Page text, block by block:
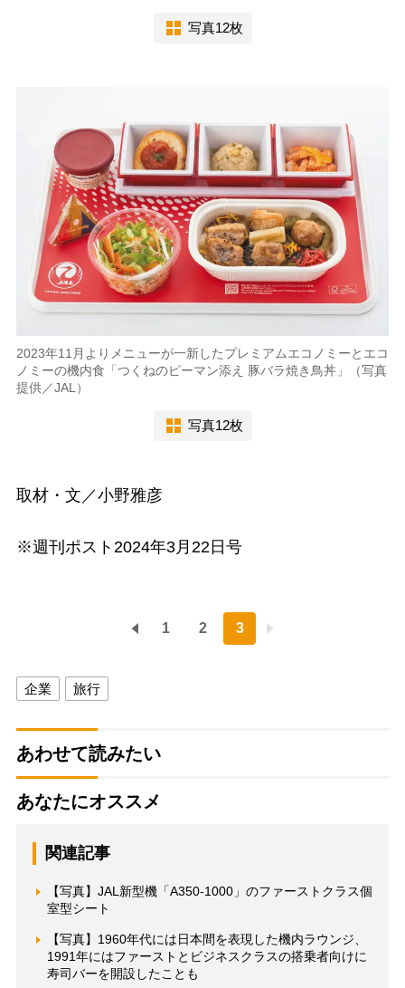
写真12枚
2023年11月よりメニューが一新したプレミアムエコノミーとエコ
ノミーの機内食「つくねのピーマン添え 豚バラ焼き鳥丼」（写真
提供／JAL）
写真12枚
取材・文／小野雅彦
※週刊ポスト2024年3月22日号
1 2 3
企業 旅行
あわせて読みたい
あなたにオススメ
関連記事
【写真】JAL新型機「A350-1000」のファーストクラス個
室型シート
【写真】1960年代には日本間を表現した機内ラウンジ、
1991年にはファーストとビジネスクラスの搭乗者向けに
寿司バーを開設したことも